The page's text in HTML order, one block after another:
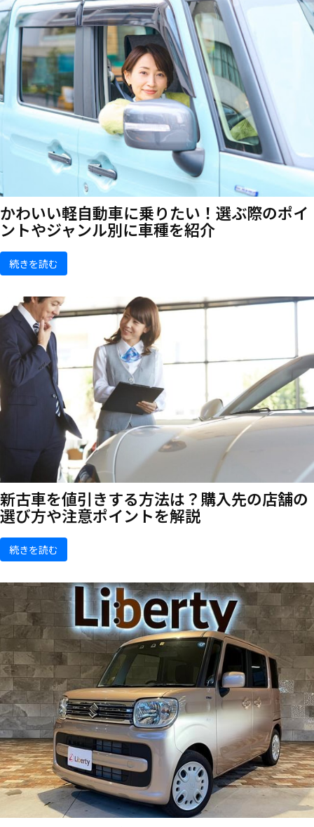
かわいい軽自動車に乗りたい！選ぶ際のポイ
ントやジャンル別に車種を紹介
続きを読む
新古車を値引きする方法は？購入先の店舗の
選び方や注意ポイントを解説
続きを読む